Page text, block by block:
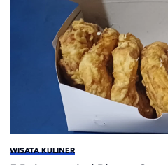
WISATA KULINER